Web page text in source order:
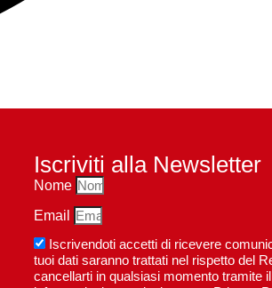
Iscriviti alla Newsletter
Nome
Email
Iscrivendoti accetti di ricevere
tuoi dati saranno trattati nel rispetto del
cancellarti in qualsiasi momento tramite